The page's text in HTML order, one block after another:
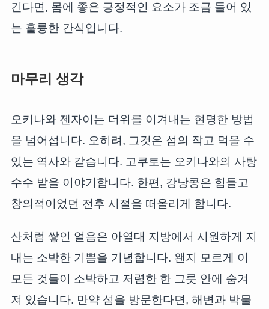
긴다면, 몸에 좋은 긍정적인 요소가 조금 들어 있
는 훌륭한 간식입니다.
마무리 생각
오키나와 젠자이는 더위를 이겨내는 현명한 방법
을 넘어섭니다. 오히려, 그것은 섬의 작고 먹을 수
있는 역사와 같습니다. 고쿠토는 오키나와의 사탕
수수 밭을 이야기합니다. 한편, 강낭콩은 힘들고
창의적이었던 전후 시절을 떠올리게 합니다.
산처럼 쌓인 얼음은 아열대 지방에서 시원하게 지
내는 소박한 기쁨을 기념합니다. 왠지 모르게 이
모든 것들이 소박하고 저렴한 한 그릇 안에 숨겨
져 있습니다. 만약 섬을 방문한다면, 해변과 박물